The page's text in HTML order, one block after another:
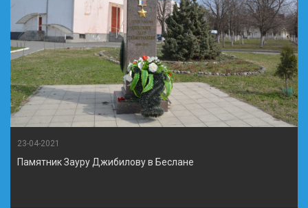
23-04-2021
Памятник Зауру Джибилову в Беслане